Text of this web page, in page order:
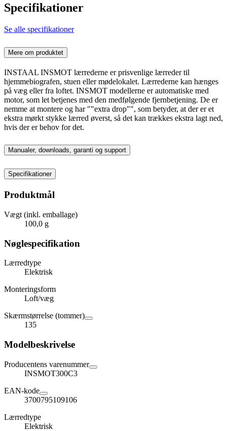
Specifikationer
Se alle specifikationer
Mere om produktet
INSTAAL INSMOT lærrederne er prisvenlige lærreder til
hjemmebiografen, stuen eller mødelokalet. Lærrederne kan hænges
på væg eller fra loftet. INSMOT modellerne er automatiske med
motor, som let betjenes med den medfølgende fjernbetjening. De er
nemme at montere og har ""extra drop"", som betyder, at der er et
ekstra mørkt stykke lærred øverst, så det kan trækkes ekstra lagt ned,
hvis der er behov for det.
Manualer, downloads, garanti og support
Specifikationer
Produktmål
Vægt (inkl. emballage)
100,0 g
Nøglespecifikation
Lærredtype
Elektrisk
Monteringsform
Loft/væg
Skærmstørrelse (tommer)
135
Modelbeskrivelse
Producentens varenummer
INSMOT300C3
EAN-kode
3700795109106
Lærredtype
Elektrisk